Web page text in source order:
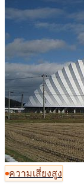
ความเสี่ยงสูง